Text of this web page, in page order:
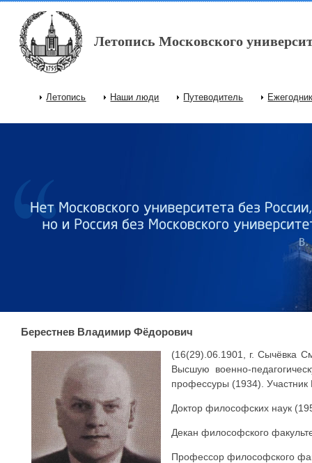
Перейти к основному содержанию
Летопись Московского
Главное меню
Летопись Наши люди Путеводитель
Берестнев Владимир Фёдорович
(16(29).06.1901, г. Сычёвка
Высшую военно-
профессуры (1934). Участник
Доктор философских наук
Декан философского
Профессор философского